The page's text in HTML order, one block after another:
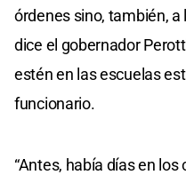
órdenes sino, también,
dice el gobernador
estén en las escuelas
funcionario.
“Antes, había días en